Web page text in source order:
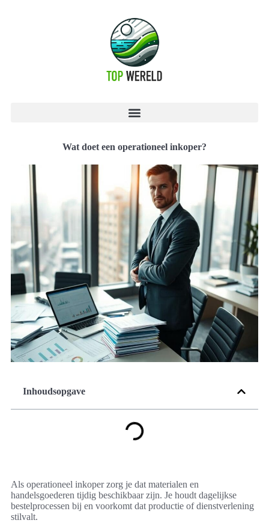
Wat doet een operationeel inkoper?
Inhoudsopgave
Als operationeel inkoper zorg je dat materialen en
handelsgoederen tijdig beschikbaar zijn. Je houdt dagelijkse
bestelprocessen bij en voorkomt dat productie of dienstverlening
stilvalt.